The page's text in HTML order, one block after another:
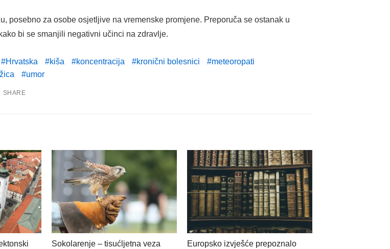
posebno za osobe osjetljive na vremenske promjene. Preporuča se ostanak u
bi se smanjili negativni učinci na zdravlje.
Hrvatska kiša koncentracija kronični bolesnici
meteoropati
umor
SHARE
Sokolarenje – tisućljetna veza
Europsko izvješće prepoznalo